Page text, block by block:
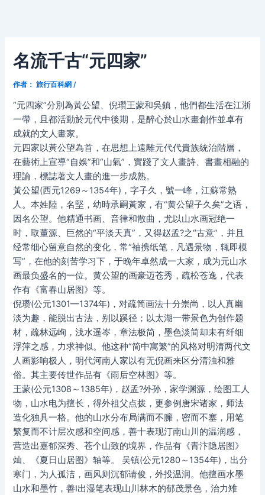
名流千古“元四家”
作者： 旅行百科網 /
“元四家”分別為黃公望、倪瓚王蒙和吳鎮，他們都生活在江浙
一帶，且都活動於元代中後期，是醉心於山水畫創作並卓有
成就的文人畫家。
元四家以黃公望為首，在思想上遠離元代代貴族統治階層，
在藝術上宣導“自娛”和“山氣”，實踐了文人畫詩、書畫相融的
理論，標誌著文人畫的進一步成熟。
黃公望(西元1269～1354年)，字子久，號一峰，江蘇常熟
人。本姓陸，名堅，幼時承嗣黃家，有“黄公望子久矣”之语，
因名公望。他精通书画、音律和散曲，尤以山水画冠绝一
时，取董源、巨然的“平淡天真”，又得赵孟?之“古意”，并且
经常细心留意自然的变化，常“袖携纸笔，凡遇景物，辄即模
写”，在他的刻苦学习下，于晚年卓然成一大家，成为元山水
画最负盛名的一位。黄公望的画豪迈苍秀，疏松苍逸，代表
作有《富春山居图》等。
倪瓒(公元1301—1374年)，对疏简画法十分崇尚，以人真幽
淡为趣，能脱出古法，别以蹊径；以太湖一带景色为创作题
材，疏林远峋，浅水遥岑，章法极简，墨色淡简却未有纤细
浮萍之感，力求神似。他这种“简中寓繁”的风格对明清两代文
人画影响极人，明代河南人家以有无倪画来区分清浊和雅
俗。其主要传世作品有《雨后空林图》等。
王蒙(公元1308～1385年)，赵孟?外孙，家学渊源，绘图工人
物，山水电为擅长，得外祖父点拨，更参例唐宋诸家，师法
造化独具一格。他的山水分布局满而不臃，密而不塞，用笔
繁复而不计层次感和空间感，善十表现汀南山川的温润感，
营造出嘉郁深秀、苍个山致的境界，作品有《青汴隐居图》
灿、《夏日山居图》轴等。 吴镇(公元1280～1354年)，出分
寒门，为人孤洁，画风则沉郁请俊，外投温润。他擅画水墨
山水和墨竹，善I出湿笔表现山川林木的郁茂景色，治力雉